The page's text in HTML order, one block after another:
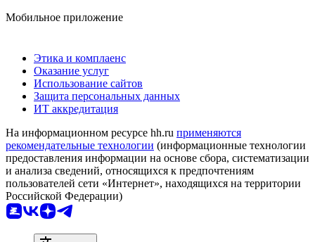
Мобильное приложение
Этика и комплаенс
Оказание услуг
Использование сайтов
Защита персональных данных
ИТ аккредитация
На информационном ресурсе hh.ru применяются
рекомендательные технологии (информационные технологии
предоставления информации на основе сбора, систематизации
и анализа сведений, относящихся к предпочтениям
пользователей сети «Интернет», находящихся на территории
Российской Федерации)